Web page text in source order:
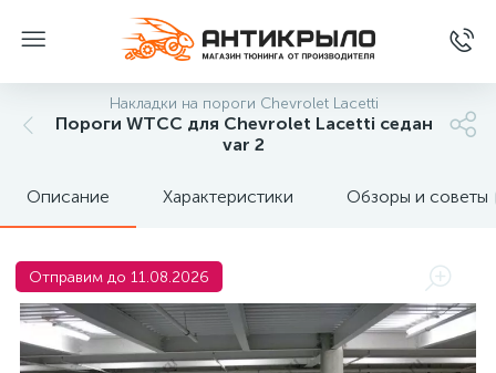
Накладки на пороги Chevrolet Lacetti
Пороги WTCC для Chevrolet Lacetti седан
var 2
Описание Характеристики Обзоры и советы
Отправим до 11.08.2026